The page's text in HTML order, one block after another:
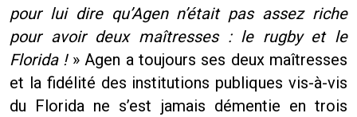
pour lui dire qu’Agen n’était pas assez riche
pour avoir deux maîtresses : le rugby et le
Florida !» Agen a toujours ses deux maîtresses
et la fidélité des institutions publiques vis-à-vis
du Florida ne s’est jamais démentie en trois